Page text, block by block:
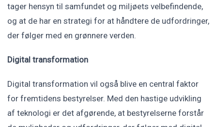
tager hensyn til samfundet og miljøets velbefindende,
og at de har en strategi for at håndtere de udfordringer,
der følger med en grønnere verden.
Digital transformation
Digital transformation vil også blive en central faktor
for fremtidens bestyrelser. Med den hastige udvikling
af teknologi er det afgørende, at bestyrelserne forstår